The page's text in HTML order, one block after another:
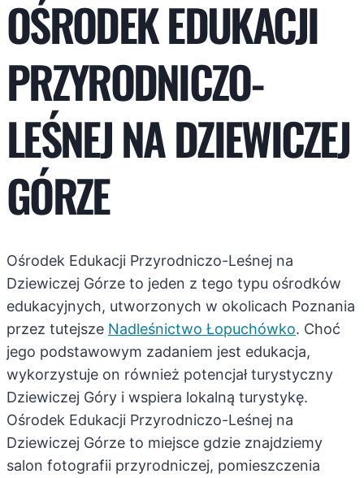
OŚRODEK EDUKACJI
PRZYRODNICZO-
LEŚNEJ NA DZIEWICZEJ
GÓRZE
Ośrodek Edukacji Przyrodniczo-Leśnej na
Dziewiczej Górze to jeden z tego typu ośrodków
edukacyjnych, utworzonych w okolicach Poznania
przez tutejsze Nadleśnictwo Łopuchówko. Choć
jego podstawowym zadaniem jest edukacja,
wykorzystuje on również potencjał turystyczny
Dziewiczej Góry i wspiera lokalną turystykę.
Ośrodek Edukacji Przyrodniczo-Leśnej na
Dziewiczej Górze to miejsce gdzie znajdziemy
salon fotografii przyrodniczej, pomieszczenia